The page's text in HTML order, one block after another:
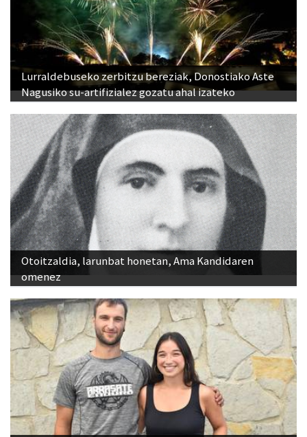
Lurraldebuseko zerbitzu bereziak, Donostiako Aste
Nagusiko su-artifizialez gozatu ahal izateko
Otoitzaldia, larunbat honetan, Ama Kandidaren
omenez